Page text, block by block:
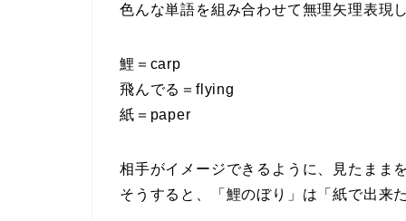
色んな単語を組み合わせて無理矢理表現
鯉＝carp
飛んでる＝flying
紙＝paper
相手がイメージできるように、見たまま
そうすると、「鯉のぼり」は「紙で出来